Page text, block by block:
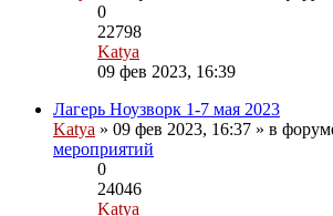
0
22798
Katya
Перейти
последнему
сообщению
09 фев 2023, 16:39
Лагерь Ноузворк 1-7 мая 2023
Katya » 09 фев 2023, 16:37 » в
мероприятий
0
24046
Katya